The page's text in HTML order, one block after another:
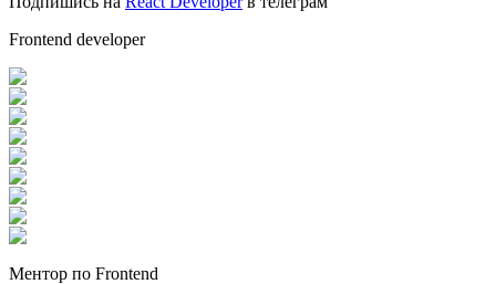
Frontend developer
Ментор по Frontend